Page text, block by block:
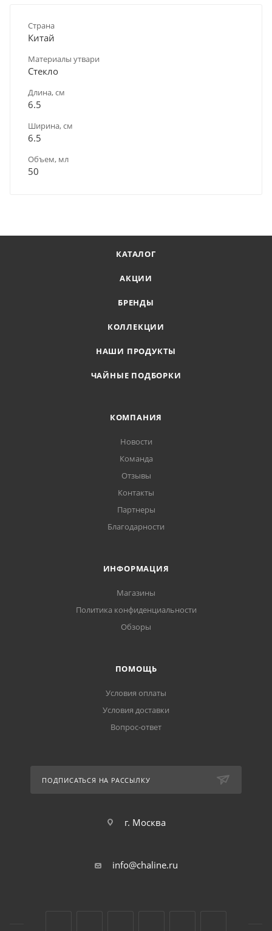
Страна
Китай
Материалы утвари
Стекло
Длина, см
6.5
Ширина, см
6.5
Объем, мл
50
КАТАЛОГ
АКЦИИ
БРЕНДЫ
КОЛЛЕКЦИИ
НАШИ ПРОДУКТЫ
ЧАЙНЫЕ ПОДБОРКИ
КОМПАНИЯ
Новости
Команда
Отзывы
Контакты
Партнеры
Благодарности
ИНФОРМАЦИЯ
Магазины
Политика конфиденциальности
Обзоры
ПОМОЩЬ
Условия оплаты
Условия доставки
Вопрос-ответ
ПОДПИСАТЬСЯ НА РАССЫЛКУ
г. Москва
info@chaline.ru